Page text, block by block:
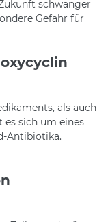
schwanger
Gefahr für
als auch
es sich um eines
Antibiotika.